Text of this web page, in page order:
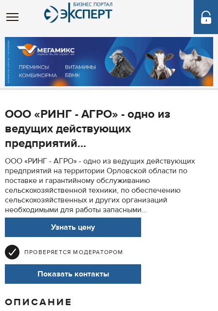
ООО «РИНГ - АГРО» - одно из
ведущих действующих
предприятий...
ООО «РИНГ - АГРО» - одно из ведущих действующих
предприятий на территории Орловской области по
поставке и гарантийному обслуживанию
сельскохозяйственной техники, по обеспечению
сельскохозяйственных и других организаций
необходимыми для работы запасными...
Узнать цену
ПРОВЕРЯЕТСЯ МОДЕРАТОРОМ
Показать контакты
ОПИСАНИЕ